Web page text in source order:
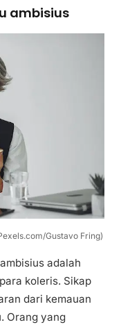
ambisius
Gustavo Fring)
adalah
koleris. Sikap
dari kemauan
Orang yang